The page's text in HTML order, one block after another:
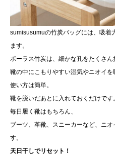
sumisusumuの竹炭バッグには、吸着
ます。
ポーラス竹炭は、細かな孔をたくさん
靴の中にこもりやすい湿気やニオイを
使い方は簡単。
靴を脱いだあとに入れておくだけです。
毎日履く靴はもちろん、
ブーツ、革靴、スニーカーなど、ニ
す。
天日干しでリセット！